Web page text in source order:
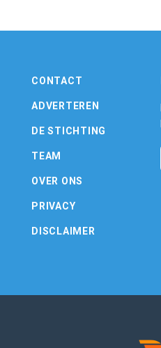
CONTACT
ADVERTEREN
DE STICHTING
TEAM
OVER ONS
PRIVACY
DISCLAIMER